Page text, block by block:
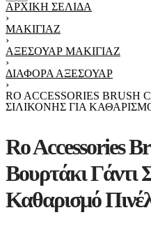
ΑΡΧΙΚΉ ΣΕΛΊΔΑ
›
ΜΑΚΙΓΙΆΖ
›
ΑΞΕΣΟΥΆΡ ΜΑΚΙΓΙΆΖ
›
ΔΙΆΦΟΡΑ ΑΞΕΣΟΥΆΡ
›
RO ACCESSORIES
ΣΙΛΙΚΌΝΗΣ ΓΙΑ
Ro Accessories
Βουρτάκι Γάντι
Καθαρισμό